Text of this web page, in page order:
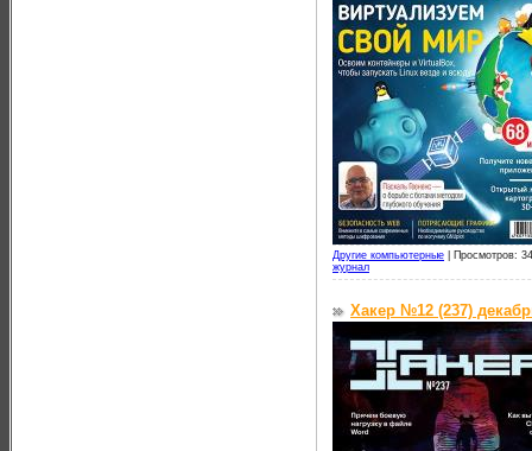
Другие компьютерные
Просмотров:
журнал
Хакер №12 (237)